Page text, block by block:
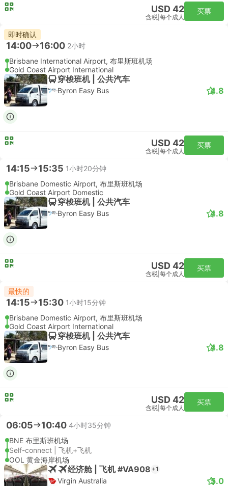
USD 42
含税 每个成人
买票
即时确认
14:00 16:00 2小时
Brisbane International Airport, 布里斯班机场
Gold Coast Airport International
穿梭班机 | 公共汽车
Byron Easy Bus 4.8
USD 42
含税 每个成人
买票
14:15 15:35 1小时20分钟
Brisbane Domestic Airport, 布里斯班机场
Gold Coast Airport Domestic
穿梭班机 | 公共汽车
Byron Easy Bus 4.8
USD 42
含税 每个成人
买票
最快的
14:15 15:30 1小时15分钟
Brisbane Domestic Airport, 布里斯班机场
Gold Coast Airport International
穿梭班机 | 公共汽车
Byron Easy Bus 4.8
USD 42
含税 每个成人
买票
06:05 10:40 4小时35分钟
BNE 布里斯班机场
Self-connect | 飞机+飞机
OOL 黄金海岸机场
经济舱 | 飞机 #VA908 +1
Virgin Australia 5.0